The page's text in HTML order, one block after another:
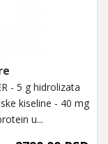
- 5 g hidrolizata
kiseline - 40 mg
u...